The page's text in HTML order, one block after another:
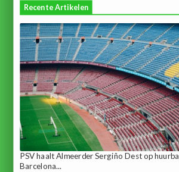
Recente Artikelen
PSV haalt Almeerder Sergiño Dest op
Barcelona...